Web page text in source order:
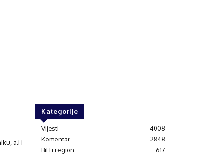
ali i
Kategorije
Vijesti
4008
Komentar
2848
BiH i region
617